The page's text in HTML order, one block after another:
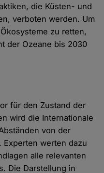
die Küsten- und
verboten werden. Um
zu retten,
der Ozeane bis 2030
für den Zustand der
wird die Internationale
von der
. Experten werten dazu
alle relevanten
Die Darstellung in